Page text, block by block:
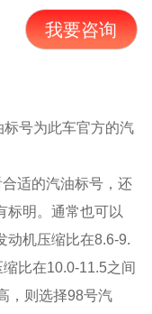
我要咨询
号为此车官方的汽
适的汽油标号，还
标明。通常也可以
动机压缩比在8.6-9.
比在10.0-11.5之间
，则选择98号汽